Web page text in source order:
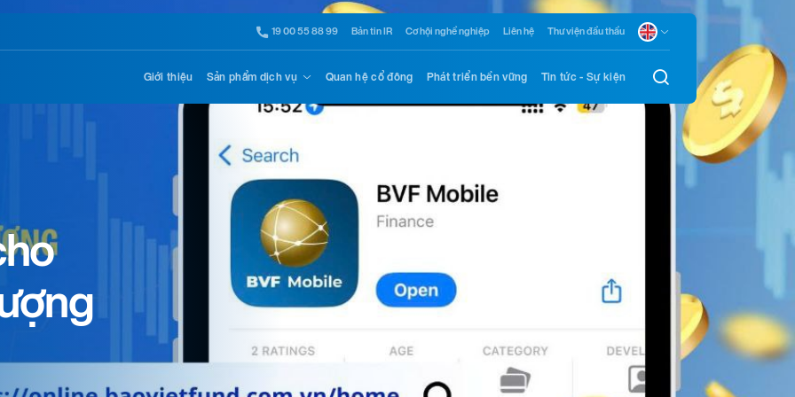
19 00 55 88 99 Bản tin IR Cơ hội nghề nghiệp Liên hệ Thư viện đầu thầu
Giới thiệu Sản phẩm dịch vụ Quan hệ cổ đông Phát triển bền vững Tin tức - Sự kiện